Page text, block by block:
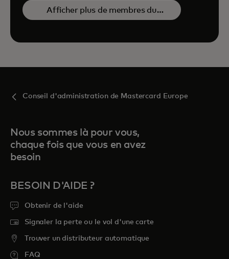
Afficher plus de membres du
Conseil d'administration de Mastercard Europe
Nous sommes là pour vous,
chaque fois que vous en avez
besoin
BESOIN D'AIDE ?
Obtenir de l'aide
Signaler la perte ou le vol d'une carte
Trouver un distributeur automatique
FAQ